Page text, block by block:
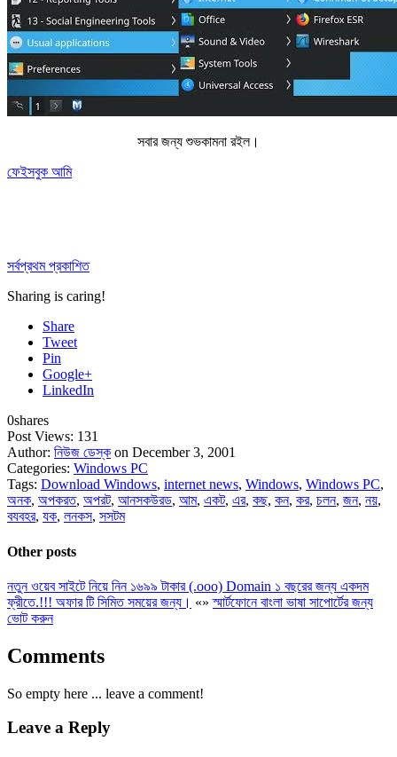
সবার জন্য শুভকামনা রইল।
ফেইসবুক আমি
সর্বপ্রথম প্রকাশিত
Sharing is caring!
Share
Tweet
Pin
Google+
LinkedIn
0shares
Post Views: 131
Author: নিউজ ডেস্ক on December 3, 2001
Categories: Windows PC
Tags: Download Windows, internet news, Windows, Windows PC,
অনক, অপকরত, অপরট, আনসকউরড, আম, একট, এর, কছ, কন, কর, চলন, জন, নয়,
বযবহর, যক, লনকস, সসটম
Other posts
নতুন ওয়েব সাইটে নিয়ে নিন ১৬৯৯ টাকার (.ooo) Domain ১ বছরের জন্য একদম
ফ্রীতে.!!! অফার টি সিমিত সময়ের জন্য। «»স্মার্টফোনে বাংলা ভাষা সাপোর্টের জন্য
ভোট করুন
Comments
So empty here ... leave a comment!
Leave a Reply